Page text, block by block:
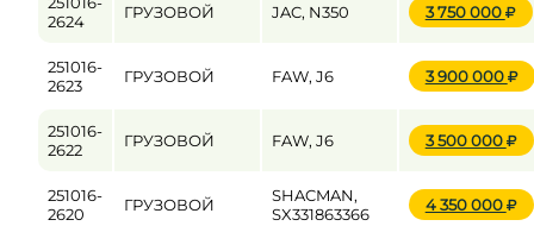
2624
ГРУЗОВОЙ JAC, N350 3 750 000
251016-
2623
ГРУЗОВОЙ FAW, J6 3 900 000
251016-
2622
ГРУЗОВОЙ FAW, J6 3 500 000
251016-
2620
ГРУЗОВОЙ
SHACMAN,
SX331863366
4 350 000